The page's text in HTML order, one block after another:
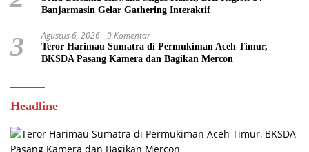
Banjarmasin Gelar Gathering Interaktif
3 Agustus 6, 2026 0 Komentar
Teror Harimau Sumatra di Permukiman Aceh Timur,
BKSDA Pasang Kamera dan Bagikan Mercon
Headline